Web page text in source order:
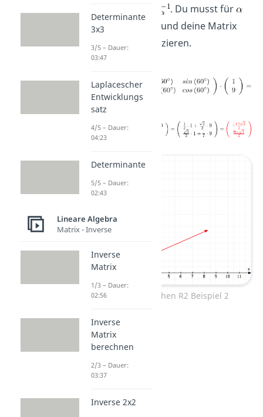
. Du musst für
60° einsetzen und deine Matrix
mit
multiplizieren.
Vektor drehen R2 Beispiel 2
Determinante
3x3
3/5 – Dauer:
03:47
Laplacescher
Entwicklungs
satz
4/5 – Dauer:
04:23
Determinante
5/5 – Dauer:
02:43
Lineare Algebra
Matrix - Inverse
Inverse
Matrix
1/3 – Dauer:
02:56
Inverse
Matrix
berechnen
2/3 – Dauer:
03:37
Inverse 2x2